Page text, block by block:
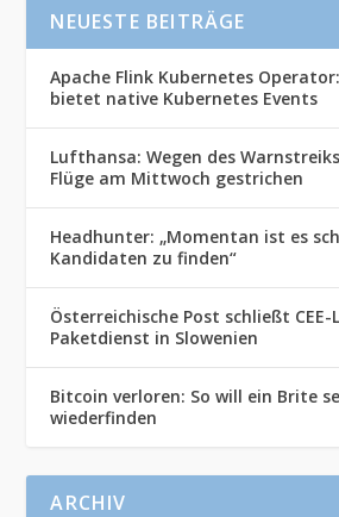
NEUESTE BEITRÄGE
Apache Flink Kubernetes
bietet native Kubernetes Events
Lufthansa: Wegen des
Flüge am Mittwoch gestrichen
Headhunter: „Momentan ist es
Kandidaten zu finden“
Österreichische Post schließt
Paketdienst in Slowenien
Bitcoin verloren: So will ein Brite
wiederfinden
ARCHIV